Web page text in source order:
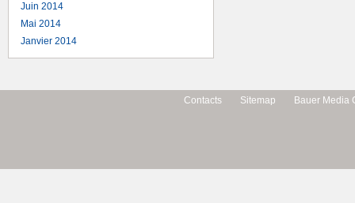
Juin 2014
Mai 2014
Janvier 2014
Contacts Sitemap Bauer Media